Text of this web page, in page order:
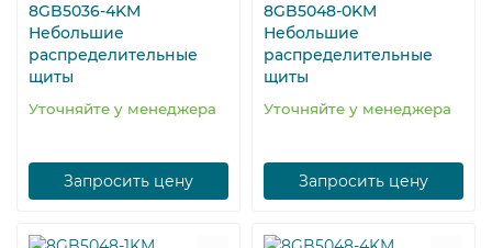
8GB5036-4KM
Небольшие
распределительные
щиты
Уточняйте у менеджера
Запросить цену
8GB5048-0KM
Небольшие
распределительные
щиты
Уточняйте у менеджера
Запросить цену